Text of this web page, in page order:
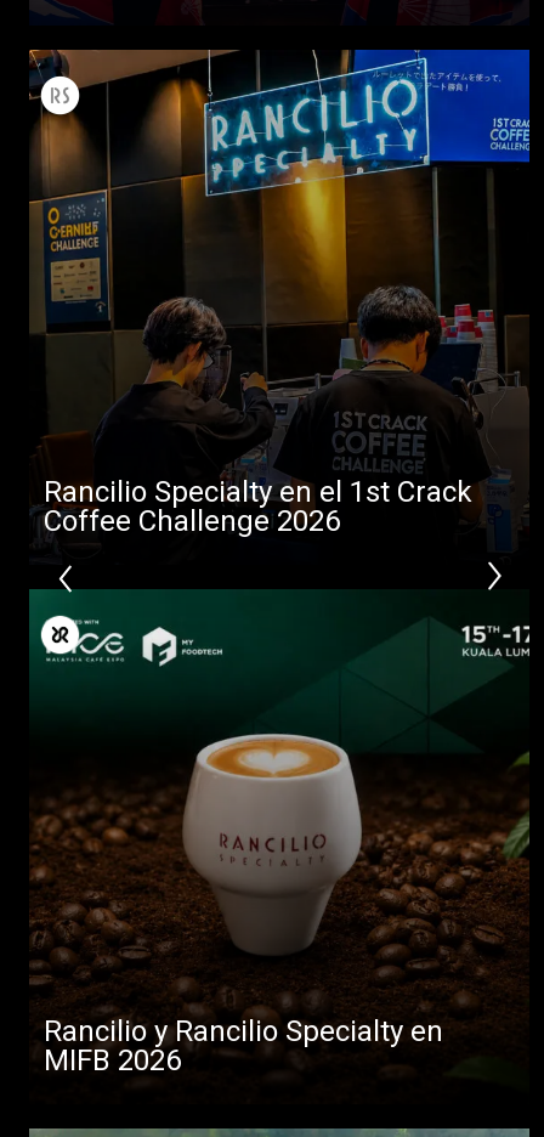
Rancilio Specialty en el 1st Crack
Coffee Challenge 2026
Rancilio y Rancilio Specialty en
MIFB 2026
Todos
Productos
Noticias
Más